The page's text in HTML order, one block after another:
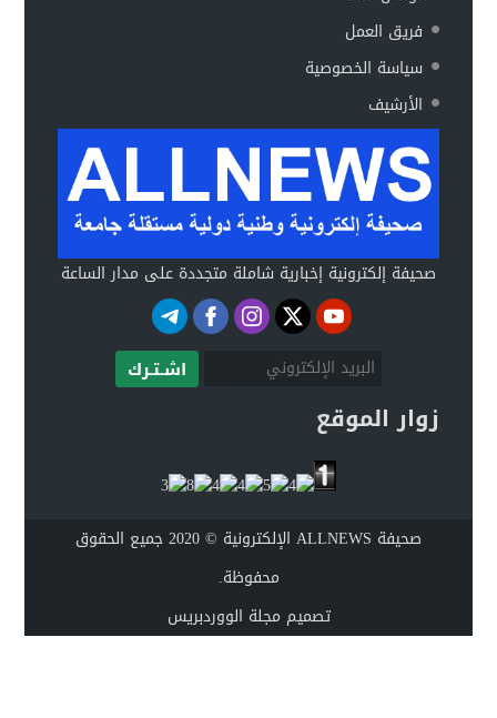
فريق العمل
سياسة الخصوصية
الأرشيف
صحيفة إلكترونية إخبارية شاملة متجددة على مدار الساعة
اشـتـرك
زوار الموقع
صحيفة ALLNEWS الإلكترونية © 2020 جميع الحقوق
محفوظة.
تصميم مجلة الووردبريس